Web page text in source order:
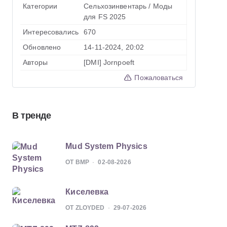
Категории Сельхозинвентарь / Моды
для FS 2025
Интересовались
670
Обновлено
14-11-2024, 20:02
Авторы
[DMI] Jornpoeft
Пожаловаться
В тренде
Mud System Physics
ОТ BMP 02-08-2026
Киселевка
ОТ ZLOYDED 29-07-2026